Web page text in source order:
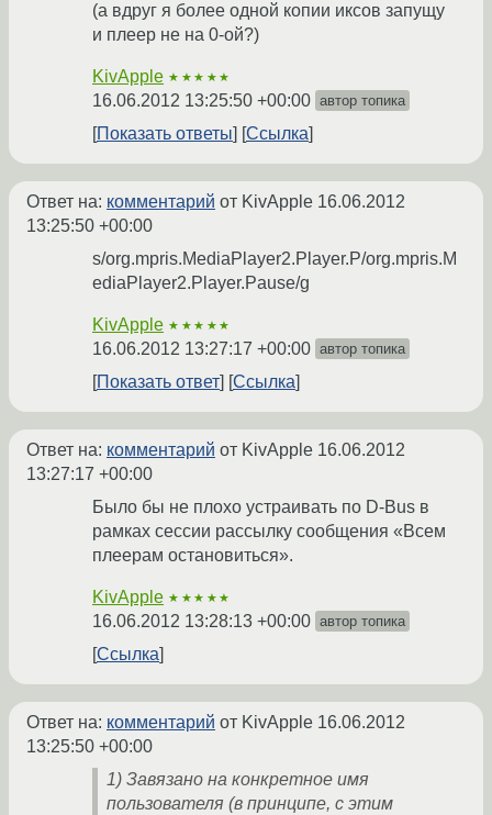
(а вдруг я более одной копии иксов запущу
и плеер не на 0-ой?)
KivApple ★★★★★
16.06.2012 13:25:50 +00:00 автор топика
Показать ответы Ссылка
Ответ на: комментарий от KivApple 16.06.2012
13:25:50 +00:00
s/org.mpris.MediaPlayer2.Player.P/org.mpris.M
ediaPlayer2.Player.Pause/g
KivApple ★★★★★
16.06.2012 13:27:17 +00:00 автор топика
Показать ответ Ссылка
Ответ на: комментарий от KivApple 16.06.2012
13:27:17 +00:00
Было бы не плохо устраивать по D-Bus в
рамках сессии рассылку сообщения «Всем
плеерам остановиться».
KivApple ★★★★★
16.06.2012 13:28:13 +00:00 автор топика
Ссылка
Ответ на: комментарий от KivApple 16.06.2012
13:25:50 +00:00
1) Завязано на конкретное имя
пользователя (в принципе, с этим